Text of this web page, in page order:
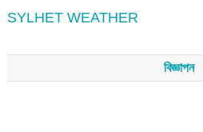
SYLHET WEATHER
বিজ্ঞাপন